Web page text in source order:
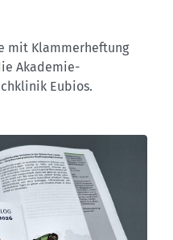
mit Klammerheftung
Akademie-
Eubios.